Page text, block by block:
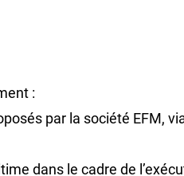
:
par la société EFM,
dans le cadre de